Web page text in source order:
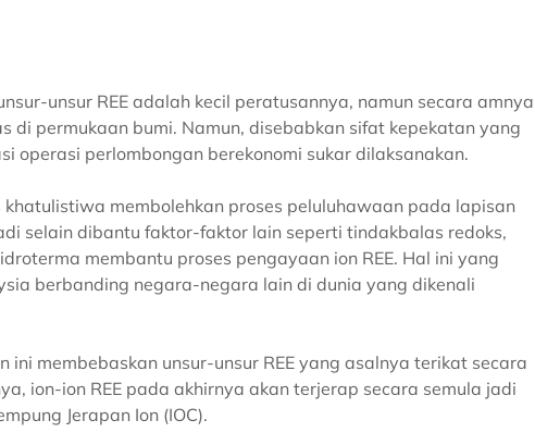
unsur REE adalah kecil peratusannya, namun secara amnya
di permukaan bumi. Namun, disebabkan sifat kepekatan yang
operasi perlombongan berekonomi sukar dilaksanakan.
membolehkan proses peluluhawaan pada lapisan
selain dibantu faktor-faktor lain seperti tindakbalas redoks,
membantu proses pengayaan ion REE. Hal ini yang
berbanding negara-negara lain di dunia yang dikenali
ini membebaskan unsur-unsur REE yang asalnya terikat secara
ion-ion REE pada akhirnya akan terjerap secara semula jadi
Jerapan Ion (IOC).